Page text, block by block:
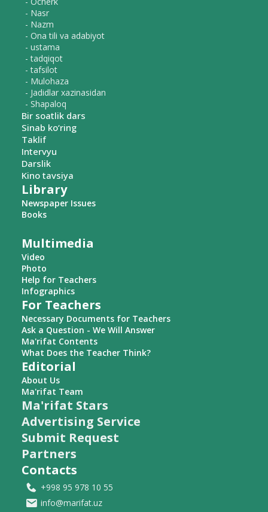
- Nasr
- Nazm
- Ona tili va adabiyot
- ustama
- tadqiqot
- tafsilot
- Mulohaza
- Jadidlar xazinasidan
- Shapaloq
Bir soatlik dars
Sinab ko‘ring
Taklif
Intervyu
Darslik
Kino tavsiya
Library
Newspaper Issues
Books
Multimedia
Video
Photo
Help for Teachers
Infographics
For Teachers
Necessary Documents for Teachers
Ask a Question - We Will Answer
Ma'rifat Contents
What Does the Teacher Think?
Editorial
About Us
Ma'rifat Team
Ma'rifat Stars
Advertising Service
Submit Request
Partners
Contacts
+998 95 978 10 55
info@marifat.uz